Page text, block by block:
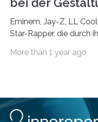
Eminem, Jay-Z, LL
Star-Rapper, die durch
beanspruchen. In der
Universität Hamburg
the Audio Engineering
More than 1 year ago